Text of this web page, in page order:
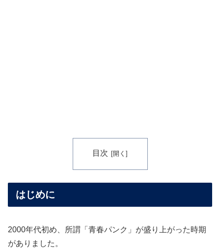
目次
はじめに
2000年代初め、所謂「青春パンク」が盛り上がった時期
がありました。